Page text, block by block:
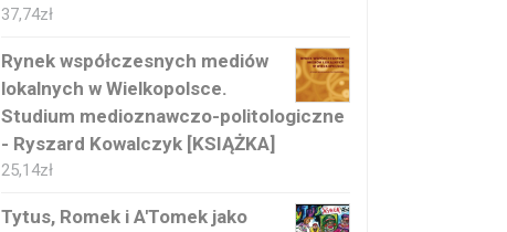
37,74zł
Rynek współczesnych mediów
lokalnych w Wielkopolsce.
Studium medioznawczo-politologiczne
- Ryszard Kowalczyk [KSIĄŻKA]
25,14zł
Tytus, Romek i A'Tomek jako